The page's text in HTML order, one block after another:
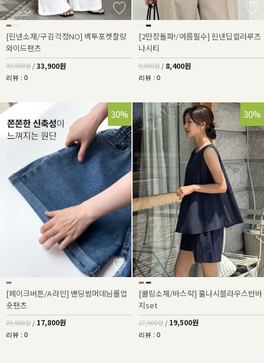
[린넨소재/구김걱정NO] 백투포켓찰랑
와이드팬츠
39,900원 / 33,900원
리뷰 : 0
[2만장돌파!/여름필수] 린넨딥컬러루즈
나시티
9,900원 / 8,400원
리뷰 : 0
30%
[페이크버튼/A라인] 밴딩썸머데님롤업
숏팬츠
25,500원 / 17,800원
리뷰 : 0
30%
[쿨링소재/바스락] 훌나시블라우스반바
지set
27,900원 / 19,500원
리뷰 : 0